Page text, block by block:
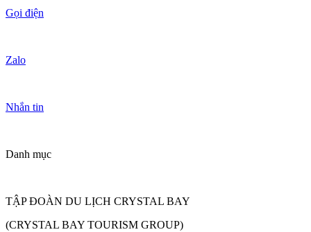
Gọi điện
Zalo
Nhắn tin
Danh mục
TẬP ĐOÀN DU LỊCH CRYSTAL BAY
(CRYSTAL BAY TOURISM GROUP)